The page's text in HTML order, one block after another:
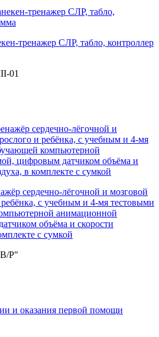
тренажер СЛР, табло, контроллер
01
сердечно-лёгочной и мозговой
с учебным и 4-мя тестовыми
анимационной
объёма и скорости
с сумкой
Р"